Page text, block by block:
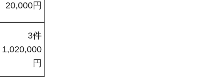
20,000円
3件
1,020,000
円